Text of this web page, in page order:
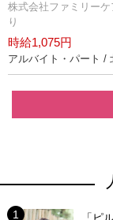
株式会社ファミリー
り
時給1,075円
アルバイト・パート /